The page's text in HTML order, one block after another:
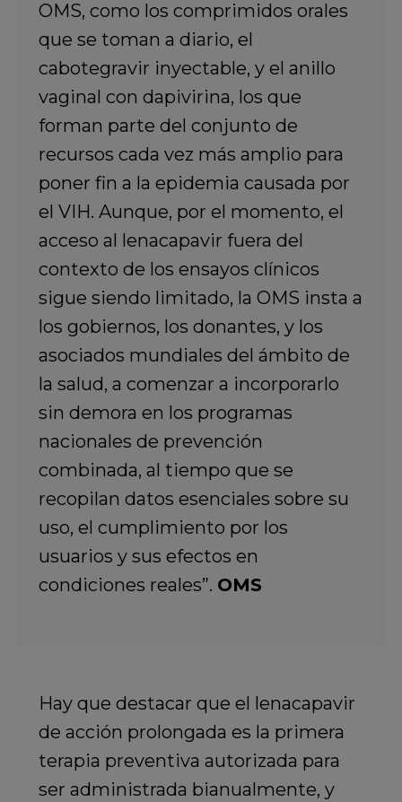
OMS, como los comprimidos orales
que se toman a diario, el
cabotegravir inyectable, y el anillo
vaginal con dapivirina, los que
forman parte del conjunto de
recursos cada vez más amplio para
poner fin a la epidemia causada por
el VIH. Aunque, por el momento, el
acceso al lenacapavir fuera del
contexto de los ensayos clínicos
sigue siendo limitado, la OMS insta a
los gobiernos, los donantes, y los
asociados mundiales del ámbito de
la salud, a comenzar a incorporarlo
sin demora en los programas
nacionales de prevención
combinada, al tiempo que se
recopilan datos esenciales sobre su
uso, el cumplimiento por los
usuarios y sus efectos en
condiciones reales”. OMS
Hay que destacar que el lenacapavir
de acción prolongada es la primera
terapia preventiva autorizada para
ser administrada bianualmente, y